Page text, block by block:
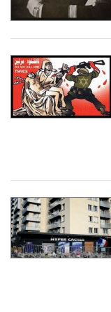
Stefano Gatti
con la collaborazione di